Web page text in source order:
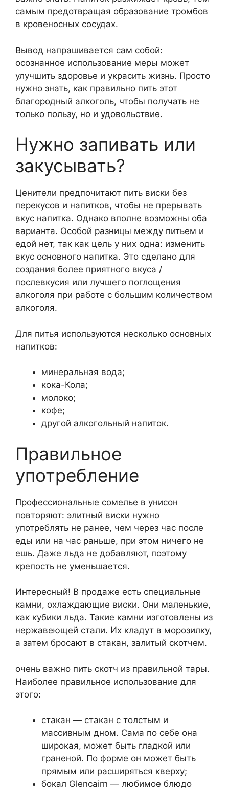
самым предотвращая образование тромбов
в кровеносных сосудах.
Вывод напрашивается сам собой:
осознанное использование меры может
улучшить здоровье и украсить жизнь. Просто
нужно знать, как правильно пить этот
благородный алкоголь, чтобы получать не
только пользу, но и удовольствие.
Нужно запивать или
закусывать?
Ценители предпочитают пить виски без
перекусов и напитков, чтобы не прерывать
вкус напитка. Однако вполне возможны оба
варианта. Особой разницы между питьем и
едой нет, так как цель у них одна: изменить
вкус основного напитка. Это сделано для
создания более приятного вкуса /
послевкусия или лучшего поглощения
алкоголя при работе с большим количеством
алкоголя.
Для питья используются несколько основных
напитков:
минеральная вода;
кока-Кола;
молоко;
кофе;
другой алкогольный напиток.
Правильное
употребление
Профессиональные сомелье в унисон
повторяют: элитный виски нужно
употреблять не ранее, чем через час после
еды или на час раньше, при этом ничего не
ешь. Даже льда не добавляют, поэтому
крепость не уменьшается.
Интересный! В продаже есть специальные
камни, охлаждающие виски. Они маленькие,
как кубики льда. Такие камни изготовлены из
нержавеющей стали. Их кладут в морозилку,
а затем бросают в стакан, залитый скотчем.
очень важно пить скотч из правильной тары.
Наиболее правильное использование для
этого:
стакан — стакан с толстым и
массивным дном. Сама по себе она
широкая, может быть гладкой или
граненой. По форме он может быть
прямым или расширяться кверху;
бокал Glencairn — любимое блюдо